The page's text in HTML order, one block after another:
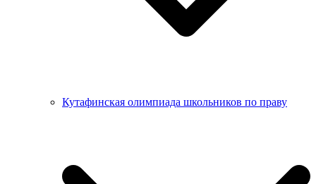
Кутафинская олимпиада школьников по праву